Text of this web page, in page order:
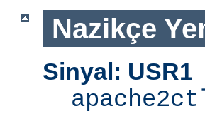
Nazikçe
Sinyal: USR1